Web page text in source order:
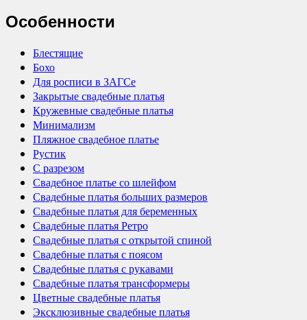
Особенности
Блестящие
Бохо
Для росписи в ЗАГСе
Закрытые свадебные платья
Кружевные свадебные платья
Минимализм
Пляжное свадебное платье
Рустик
С разрезом
Свадебное платье со шлейфом
Свадебные платья больших размеров
Свадебные платья для беременных
Свадебные платья Ретро
Свадебные платья с открытой спиной
Свадебные платья с поясом
Свадебные платья с рукавами
Свадебные платья трансформеры
Цветные свадебные платья
Эксклюзивные свадебные платья